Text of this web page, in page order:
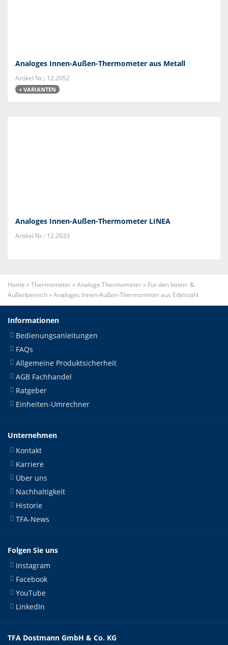
Analoges Innen-Außen-Thermometer aus Metall
Artikel Nr.: 12.2052
+ VARIANTEN
Analoges Innen-Außen-Thermometer LINEA
Artikel Nr.: 12.2033
Home »Thermometer»Analoge Thermometer» Für den Innen- &
Außenbereich»Analoges Innen-Außen-Thermometer aus Edelstahl
Informationen
Bedienungsanleitungen
FAQs
Allgemeine Produktsicherheit
AGB Fachhandel
Ratgeber
Einheiten-Umrechner
Unternehmen
Kontakt
Karriere
Über uns
Nachhaltigkeit
Historie
TFA-News
Folgen Sie uns
Instagram
Facebook
YouTube
LinkedIn
TFA Dostmann GmbH & Co. KG